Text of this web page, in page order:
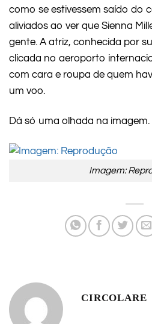
como se estivessem saído do
aliviados ao ver que Sienna
gente. A atriz, conhecida por
clicada no aeroporto
com cara e roupa de quem
um voo.
Dá só uma olhada na imagem.
Imagem:
CIRCOLARE